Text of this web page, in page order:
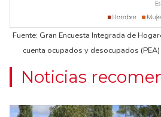
Fuente: Gran Encuesta Integrada de
cuenta ocupados y desocupados
Noticias